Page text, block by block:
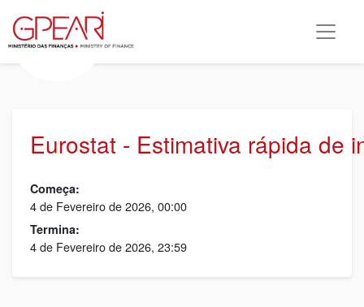
Eurostat - Estimativa rápida de
Começa:
4 de Fevereiro de 2026, 00:00
Termina:
4 de Fevereiro de 2026, 23:59